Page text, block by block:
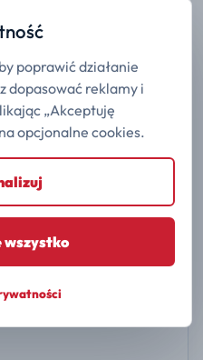
poprawić działanie
dopasować reklamy i
„Akceptuję
opcjonalne cookies.
wszystko